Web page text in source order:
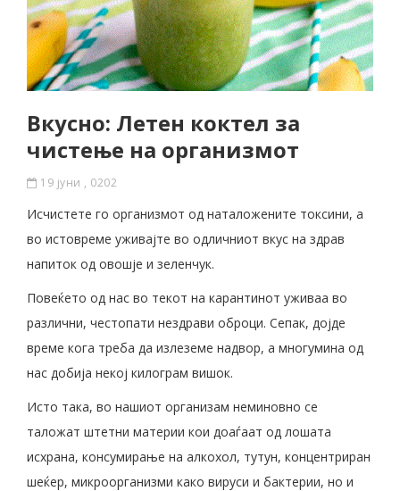
Вкусно: Летен коктел за
чистење на организмот
19 јуни , 0202
Исчистете го организмот од наталожените токсини, а
во истовреме уживајте во одличниот вкус на здрав
напиток од овошје и зеленчук.
Повеќето од нас во текот на карантинот уживаа во
различни, честопати нездрави оброци. Сепак, дојде
време кога треба да излеземе надвор, а многумина од
нас добија некој килограм вишок.
Исто така, во нашиот организам неминовно се
таложат штетни материи кои доаѓаат од лошата
исхрана, консумирање на алкохол, тутун, концентриран
шеќер, микроорганизми како вируси и бактерии, но и